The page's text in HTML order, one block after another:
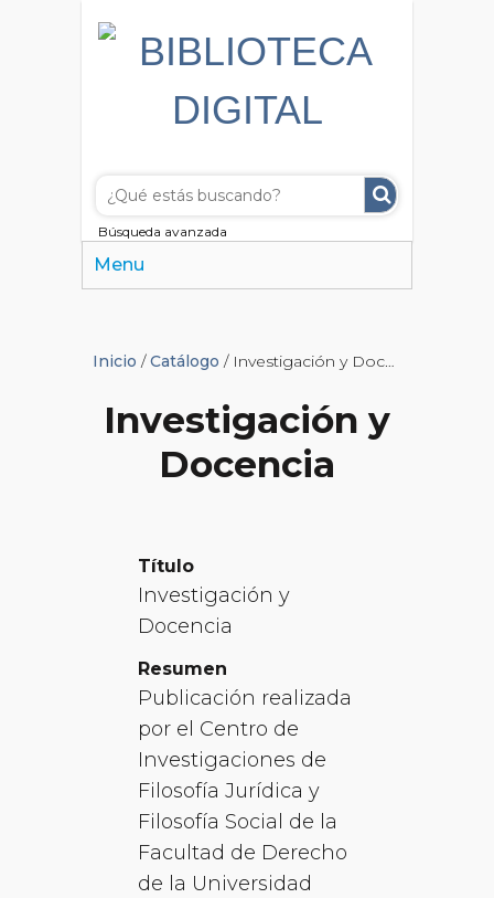
Búsqueda avanzada
Menu
Inicio /Catálogo / Investigación y Docencia
Investigación y
Docencia
Título
Investigación y
Docencia
Resumen
Publicación realizada
por el Centro de
Investigaciones de
Filosofía Jurídica y
Filosofía Social de la
Facultad de Derecho
de la Universidad